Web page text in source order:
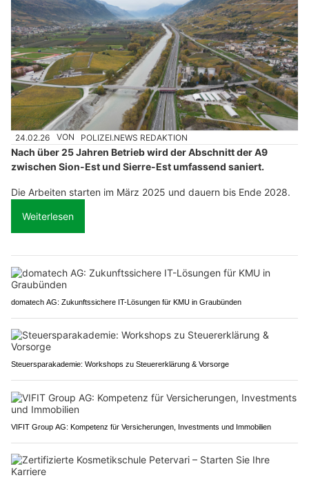
24.02.26 VON POLIZEI.NEWS REDAKTION
Nach über 25 Jahren Betrieb wird der Abschnitt der A9
zwischen Sion-Est und Sierre-Est umfassend saniert.
Die Arbeiten starten im März 2025 und dauern bis Ende 2028.
Weiterlesen
domatech AG: Zukunftssichere IT-Lösungen für KMU in Graubünden
Steuersparakademie: Workshops zu Steuererklärung & Vorsorge
VIFIT Group AG: Kompetenz für Versicherungen, Investments und Immobilien